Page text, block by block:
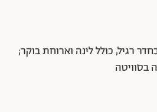
לזוג בחדר רגיל, כולל לינה וארוחת בוקר;